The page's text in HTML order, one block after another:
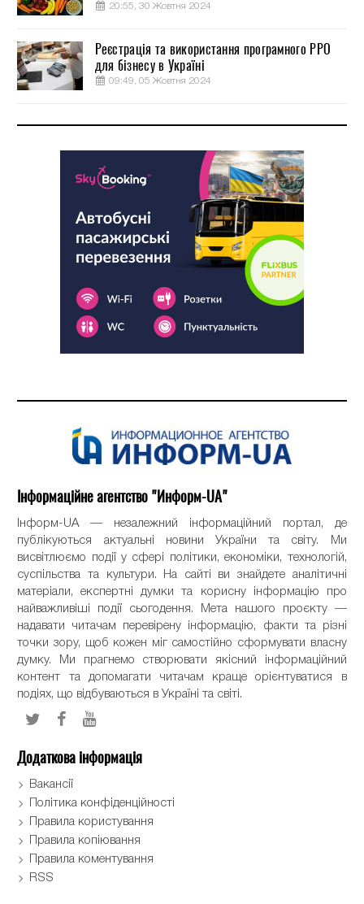
20:55, 30 Жовтня 2024
Реєстрація та використання програмного РРО
для бізнесу в Україні
09:49, 05 Жовтня 2024
Інформаційне агентство "Информ-UA"
Інформ-UA — незалежний інформаційний портал, де
публікуються актуальні новини України та світу. Ми
висвітлюємо події у сфері політики, економіки, технологій,
суспільства та культури. На сайті ви знайдете аналітичні
матеріали, експертні думки та корисну інформацію про
найважливіші події сьогодення. Мета нашого проєкту —
надавати читачам перевірену інформацію, факти та різні
точки зору, щоб кожен міг самостійно сформувати власну
думку. Ми прагнемо створювати якісний інформаційний
контент та допомагати читачам краще орієнтуватися в
подіях, що відбуваються в Україні та світі.
Додаткова інформація
Вакансії
Політика конфіденційності
Правила користування
Правила копіювання
Правила коментування
RSS